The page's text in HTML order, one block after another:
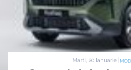
Marti, 20 Ianuarie |